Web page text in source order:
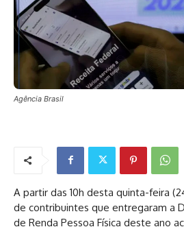
Agência Brasil
A partir das 10h desta quinta-feira
de contribuintes que entregaram a
de Renda Pessoa Física deste ano